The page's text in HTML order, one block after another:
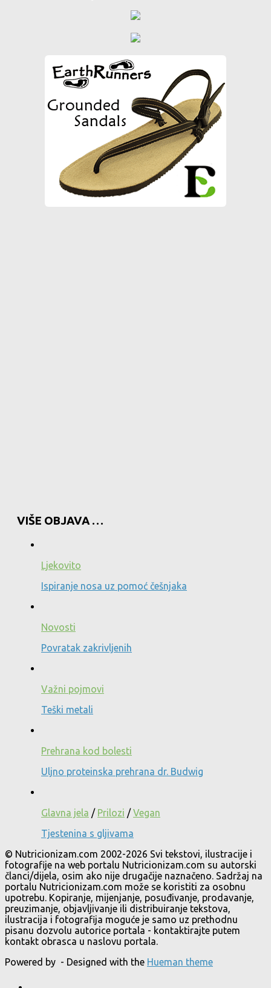
VIŠE OBJAVA …
Ljekovito
Ispiranje nosa uz pomoć češnjaka
Novosti
Povratak zakrivljenih
Važni pojmovi
Teški metali
Prehrana kod bolesti
Uljno proteinska prehrana dr. Budwig
Glavna jela / Prilozi /Vegan
Tjestenina s gljivama
© Nutricionizam.com 2002-2026 Svi tekstovi, ilustracije i
fotografije na web portalu Nutricionizam.com su autorski
članci/dijela, osim ako nije drugačije naznačeno. Sadržaj na
portalu Nutricionizam.com može se koristiti za osobnu
upotrebu. Kopiranje, mijenjanje, posuđivanje, prodavanje,
preuzimanje, objavljivanje ili distribuiranje tekstova,
ilustracija i fotografija moguće je samo uz prethodnu
pisanu dozvolu autorice portala - kontaktirajte putem
kontakt obrasca u naslovu portala.
Powered by - Designed with the Hueman theme